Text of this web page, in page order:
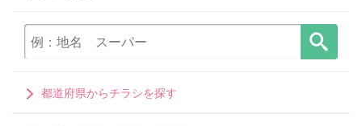
都道府県からチラシを探す